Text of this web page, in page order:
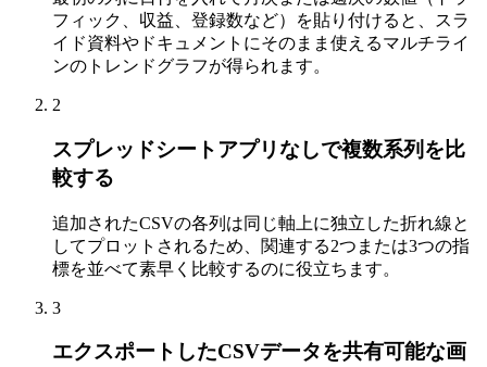
フィック、収益、登録数など）を貼り付けると、スラ
イド資料やドキュメントにそのまま使えるマルチライ
ンのトレンドグラフが得られます。
2
スプレッドシートアプリなしで複数系列を比
較する
追加されたCSVの各列は同じ軸上に独立した折れ線と
してプロットされるため、関連する2つまたは3つの指
標を並べて素早く比較するのに役立ちます。
3
エクスポートしたCSVデータを共有可能な画